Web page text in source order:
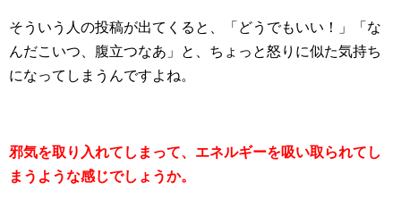
そういう人の投稿が出てくると、「どうでもいい！」「な
んだこいつ、腹立つなあ」と、ちょっと怒りに似た気持ち
になってしまうんですよね。
邪気を取り入れてしまって、エネルギーを吸い取られてし
まうような感じでしょうか。